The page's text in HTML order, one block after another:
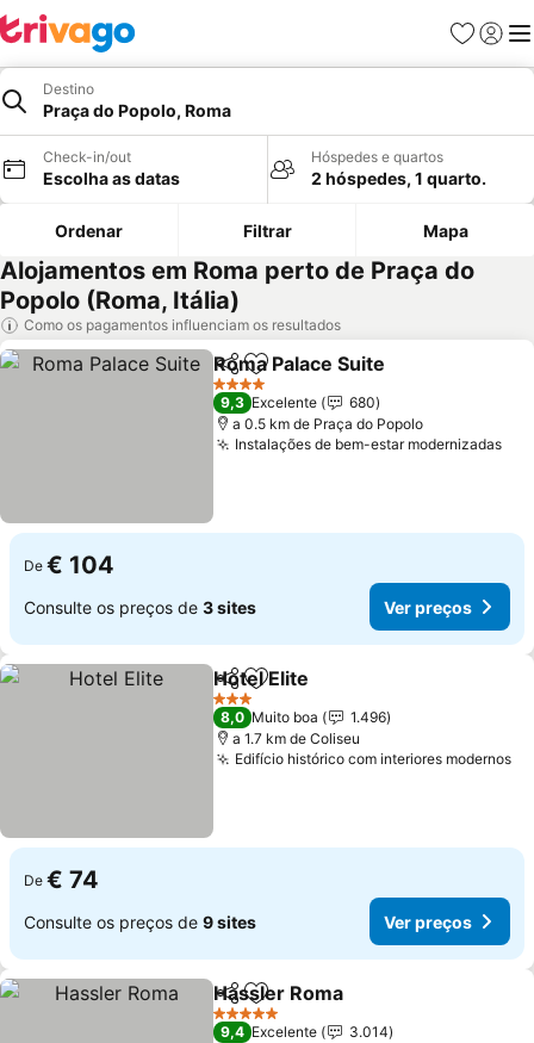
Favoritos
Iniciar
Destino
Praça do Popolo, Roma
Check-in/out
Escolha as datas
Hóspedes e quartos
2 hóspedes, 1 quarto.
Ordenar Filtrar Mapa
Alojamentos em Roma perto de Praça do
Popolo (Roma, Itália)
Como os pagamentos influenciam os resultados
PartilharAdicionar aos favoritos
Roma Palace Suite
4 Estrelas
9,3 Excelente
680
a 0.5 km de Praça do Popolo
Instalações de bem-estar modernizadas
De € 104
Consulte os preços de 3 sites Ver preços
PartilharAdicionar aos favoritos
Hotel Elite
3 Estrelas
8,0 Muito boa
1.496
a 1.7 km de Coliseu
Edifício histórico com interiores modernos
De € 74
Consulte os preços de 9 sites Ver preços
PartilharAdicionar aos favoritos
Hassler Roma
5 Estrelas
9,4 Excelente
3.014